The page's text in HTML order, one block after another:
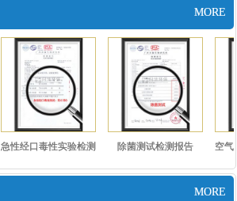
MORE
急性经口毒性实验检测
报告..
除菌测试检测报告 空气
MORE